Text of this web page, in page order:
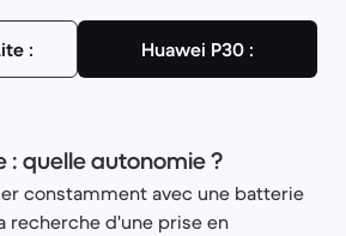
: Huawei P30 :
: quelle autonomie ?
constamment avec une batterie
recherche d'une prise en